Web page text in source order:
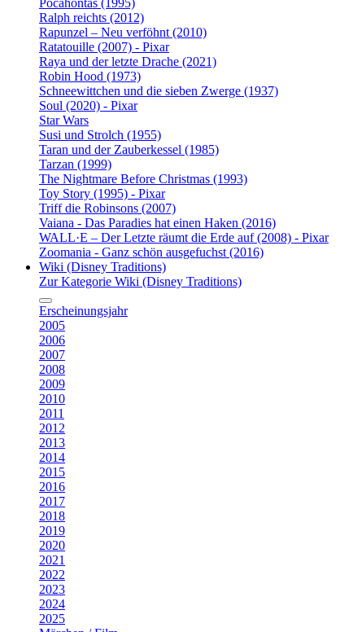
Pocahontas (1995)
Ralph reichts (2012)
Rapunzel – Neu verföhnt (2010)
Ratatouille (2007) - Pixar
Raya und der letzte Drache (2021)
Robin Hood (1973)
Schneewittchen und die sieben Zwerge (1937)
Soul (2020) - Pixar
Star Wars
Susi und Strolch (1955)
Taran und der Zauberkessel (1985)
Tarzan (1999)
The Nightmare Before Christmas (1993)
Toy Story (1995) - Pixar
Triff die Robinsons (2007)
Vaiana - Das Paradies hat einen Haken (2016)
WALL·E – Der Letzte räumt die Erde auf (2008) - Pixar
Zoomania - Ganz schön ausgefuchst (2016)
Wiki (Disney Traditions)
Zur Kategorie Wiki (Disney Traditions)
Erscheinungsjahr
2005
2006
2007
2008
2009
2010
2011
2012
2013
2014
2015
2016
2017
2018
2019
2020
2021
2022
2023
2024
2025